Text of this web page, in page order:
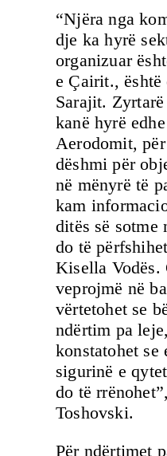
“Njëra nga
dje ka hyrë
organizuar
e Çairit., është
Sarajit.
kanë hyrë
Aerodomit,
dëshmi për
në mënyrë të
kam
ditës së sotme
do të
Kisella Vodës.
veprojmë në
vërtetohet se
ndërtim pa
konstatohet se
sigurinë e
do të
Toshovski.
Për ndërtimet